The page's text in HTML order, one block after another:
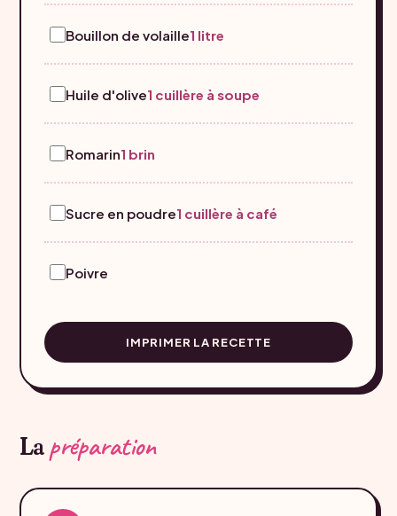
Bouillon de volaille1 litre
Huile d'olive1 cuillère à soupe
Romarin1 brin
Sucre en poudre1 cuillère à café
Poivre
IMPRIMER LA RECETTE
Lapréparation